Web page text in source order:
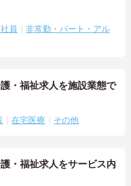
員
非常勤・パート・アル
・福祉求人を施設業態で
在宅医療 その他
・福祉求人をサービス内